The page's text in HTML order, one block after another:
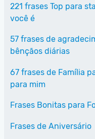
221 frases Top para
você é
57 frases de
bênçãos diárias
67 frases de Família
para mim
Frases Bonitas para
Frases de Aniversário